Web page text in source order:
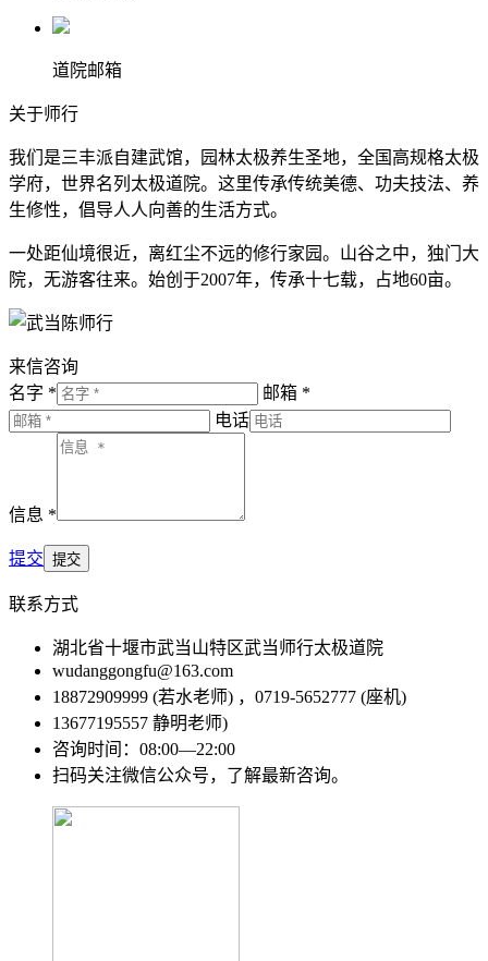
道院邮箱
关于师行
我们是三丰派自建武馆，园林太极养生圣地，全国高规格太极
学府，世界名列太极道院。这里传承传统美德、功夫技法、养
生修性，倡导人人向善的生活方式。
一处距仙境很近，离红尘不远的修行家园。山谷之中，独门大
院，无游客往来。始创于2007年，传承十七载，占地60亩。
来信咨询
名字 *
邮箱 *
电话
信息 *
提交
联系方式
湖北省十堰市武当山特区武当师行太极道院
wudanggongfu@163.com
18872909999 (若水老师) ，0719-5652777 (座机)
13677195557 静明老师)
咨询时间：08:00—22:00
扫码关注微信公众号，了解最新咨询。